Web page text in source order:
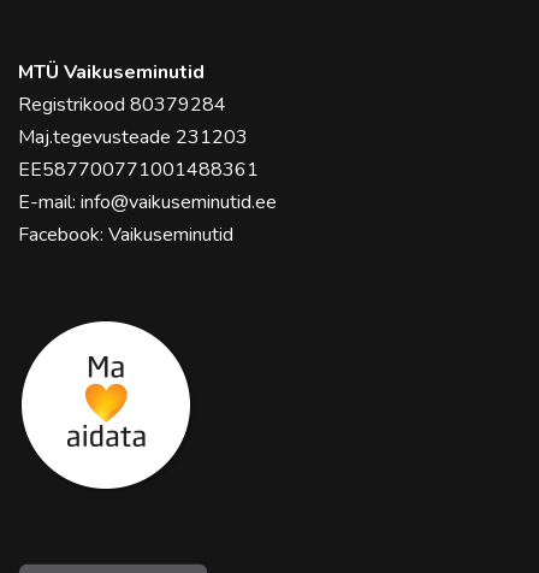
MTÜ Vaikuseminutid
Registrikood 80379284
Maj.tegevusteade 231203
EE587700771001488361
E-mail: info@vaikuseminutid.ee
Facebook: Vaikuseminutid